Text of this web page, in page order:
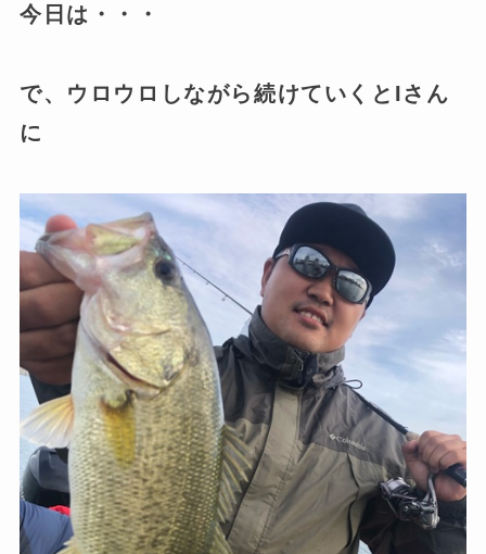
今日は・・・
で、ウロウロしながら続けていくとIさん
に